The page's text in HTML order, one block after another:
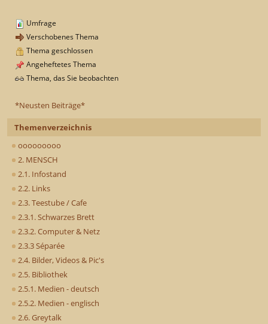
*Neusten Beiträge*
Themenverzeichnis
ooooooooo
2. MENSCH
2.1. Infostand
2.2. Links
2.3. Teestube / Cafe
2.3.1. Schwarzes Brett
2.3.2. Computer & Netz
2.3.3 Séparée
2.4. Bilder, Videos & Pic's
2.5. Bibliothek
2.5.1. Medien - deutsch
2.5.2. Medien - englisch
2.6. Greytalk
Umfrage
Verschobenes Thema
Thema geschlossen
Angeheftetes Thema
Thema, das Sie beobachten